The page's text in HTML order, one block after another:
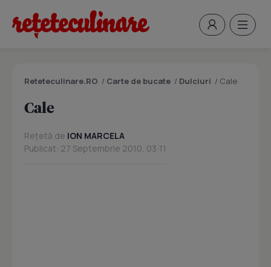
Reteteculinare.RO / Carte de bucate / Dulciuri / Cale
Cale
Rețetă de ION MARCELA
Publicat: 27 Septembrie 2010, 03:11